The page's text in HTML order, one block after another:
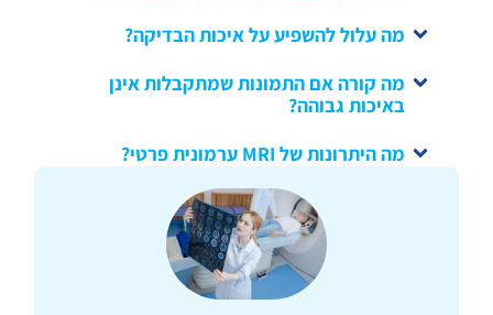
מה עלול להשפיע על איכות הבדיקה?
מה קורה אם התמונות שמתקבלות אינן
באיכות גבוהה?
מה היתרונות של MRI ערמונית פרטי?